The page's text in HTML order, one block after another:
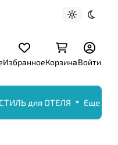
Светлая
ИзбранноеКорзинаВойти
для ОТЕЛЯ Еще